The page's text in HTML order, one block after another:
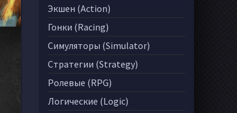
Экшен (Action)
Гонки (Racing)
Симуляторы (Simulator)
Стратегии (Strategy)
Ролевые (RPG)
Логические (Logic)